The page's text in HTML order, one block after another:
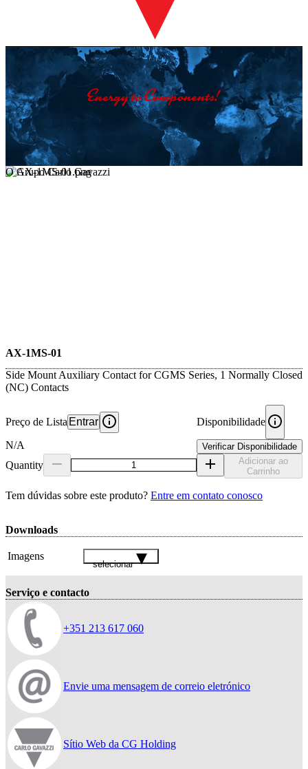
O Grupo Carlo Gavazzi
AX-1MS-01
Side Mount Auxiliary Contact for CGMS Series, 1 Normally Closed
(NC) Contacts
Preço de Lista Entrar
N/A
Disponibilidade
Verificar Disponibilidade
Quantity
Adicionar ao
Carrinho
Tem dúvidas sobre este produto? Entre em contato conosco
Downloads
Imagens
selecionar
Serviço e contacto
+351 213 617 060
Envie uma mensagem de correio eletrónico
Sítio Web da CG Holding